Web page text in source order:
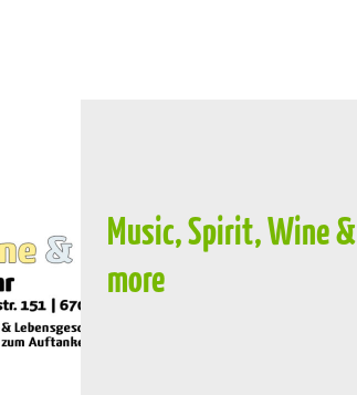
Music, Spirit, Wine &
more